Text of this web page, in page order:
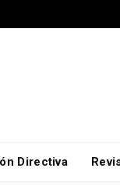
Directiva